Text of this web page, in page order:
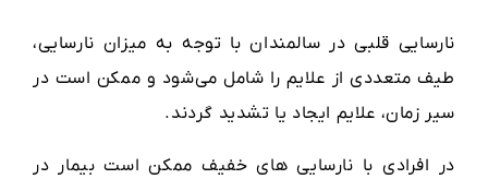
نارسایی قلبی در سالمندان با توجه به میزان نارسایی،
طیف متعددی از علایم را شامل می‌شود و ممکن است در
سیر زمان، علایم ایجاد یا تشدید گردند.
در افرادی با نارسایی های خفیف ممکن است بیمار در